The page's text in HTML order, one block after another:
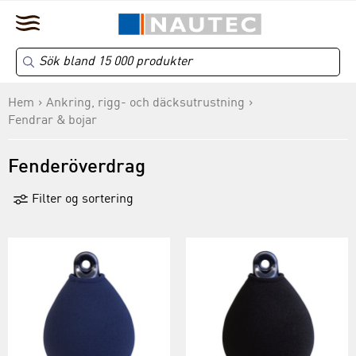
Hem
Ankring, rigg- och däcksutrustning
Fendrar & bojar
Fenderöverdrag
Filter og sortering